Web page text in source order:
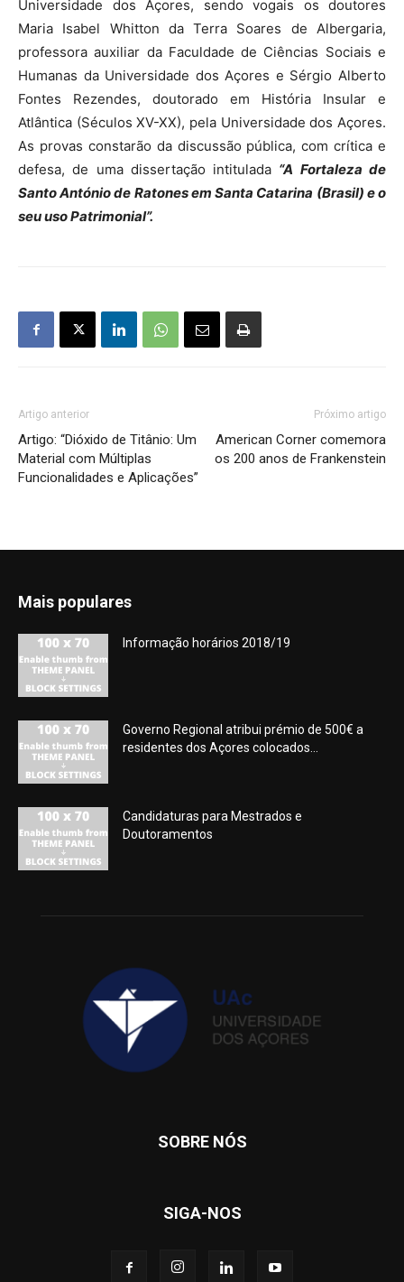
Universidade dos Açores, sendo vogais os doutores
Maria Isabel Whitton da Terra Soares de Albergaria,
professora auxiliar da Faculdade de Ciências Sociais e
Humanas da Universidade dos Açores e Sérgio Alberto
Fontes Rezendes, doutorado em História Insular e
Atlântica (Séculos XV-XX), pela Universidade dos Açores.
As provas constarão da discussão pública, com crítica e
defesa, de uma dissertação intitulada “A Fortaleza de
Santo António de Ratones em Santa Catarina (Brasil) e o
seu uso Patrimonial”.
Artigo anterior
Artigo: “Dióxido de Titânio: Um
Material com Múltiplas
Funcionalidades e Aplicações”
Próximo artigo
American Corner comemora
os 200 anos de Frankenstein
Mais populares
Informação horários 2018/19
Governo Regional atribui prémio de 500€ a
residentes dos Açores colocados...
Candidaturas para Mestrados e
Doutoramentos
SOBRE NÓS
SIGA-NOS